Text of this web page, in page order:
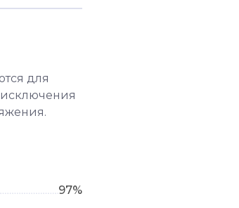
для
97%